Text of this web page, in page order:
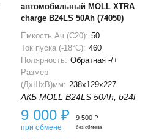
автомобильный MOLL XTRA
charge B24LS 50Ah (74050)
Ёмкость Ач (С20): 50
Ток пуска (-18°С): 460
Полярность: Обратная -/+
Размер
(ДхШхВ)мм: 238x129x227
АКБ MOLL B24LS 50Ah, b24l
9 000 ₽
при обмене
9 500 ₽
без обмена